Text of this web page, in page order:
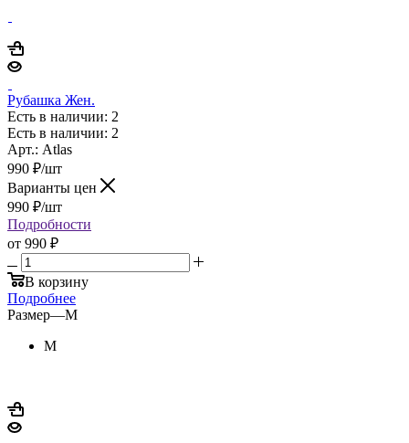
Рубашка Жен.
Есть в наличии: 2
Есть в наличии: 2
Арт.: Atlas
990 ₽/шт
Варианты цен
990 ₽/шт
Подробности
от 990 ₽
В корзину
Подробнее
Размер—M
M